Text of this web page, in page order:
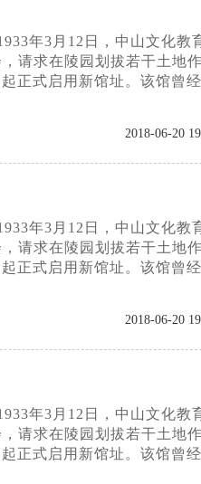
年3月12日，中山文化教
请求在陵园划拔若干土地
正式启用新馆址。该馆曾
2018-06-20
年3月12日，中山文化教
请求在陵园划拔若干土地
正式启用新馆址。该馆曾
2018-06-20
年3月12日，中山文化教
请求在陵园划拔若干土地
正式启用新馆址。该馆曾